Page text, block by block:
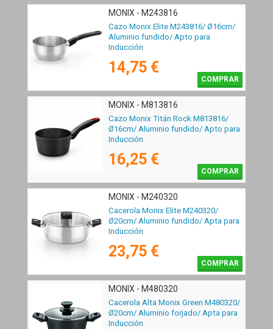
MONIX - M243816
Cazo Monix Elite M243816/ Ø16cm/
Aluminio fundido/ Apto para
Inducción
14,75 €
COMPRAR
MONIX - M813816
Cazo Monix Titán Rock M813816/
Ø16cm/ Aluminio fundido/ Apto para
Inducción
16,25 €
COMPRAR
MONIX - M240320
Cacerola Monix Elite M240320/
Ø20cm/ Aluminio fundido/ Apta para
Inducción
23,75 €
COMPRAR
MONIX - M480320
Cacerola Alta Monix Green M480320/
Ø20cm/ Aluminio forjado/ Apta para
Inducción